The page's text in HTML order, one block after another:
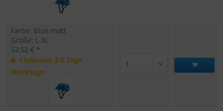
Farbe: blue matt
Größe: L-XL
52,52 € *
Lieferzeit 3-5 Tage
Werktage